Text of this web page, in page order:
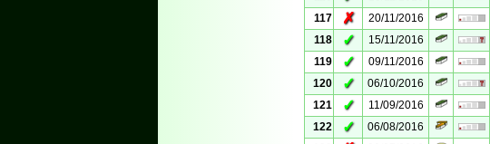
117
✗ 20/11/2016
118
✓ 15/11/2016
119
✓ 09/11/2016
120
✓ 06/10/2016
121
✓ 11/09/2016
122
✓ 06/08/2016